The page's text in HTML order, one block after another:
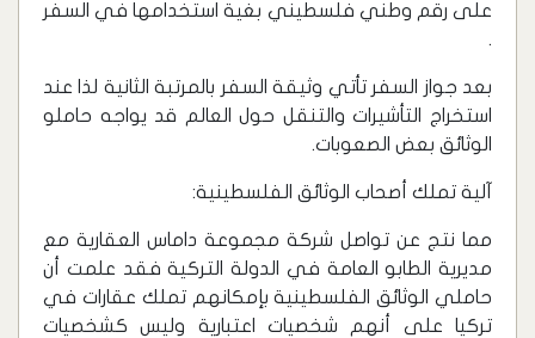
على رقم وطني فلسطيني بغية استخدامها في السفر
.
بعد جواز السفر تأتي وثيقة السفر بالمرتبة الثانية لذا عند
استخراج التأشيرات والتنقل حول العالم قد يواجه حاملو
الوثائق بعض الصعوبات.
آلية تملك أصحاب الوثائق الفلسطينية:
مما نتج عن تواصل شركة مجموعة داماس العقارية مع
مديرية الطابو العامة في الدولة التركية فقد علمت أن
حاملي الوثائق الفلسطينية بإمكانهم تملك عقارات في
تركيا على أنهم شخصيات اعتبارية وليس كشخصيات